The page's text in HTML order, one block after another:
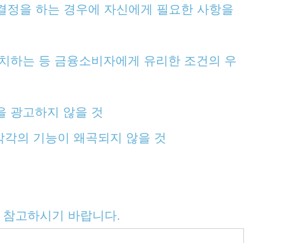
을 하는 경우에 자신에게 필요한 사항을
하는 등 금융소비자에게 유리한 조건의 우
광고하지 않을 것
의 기능이 왜곡되지 않을 것
고하시기 바랍니다.